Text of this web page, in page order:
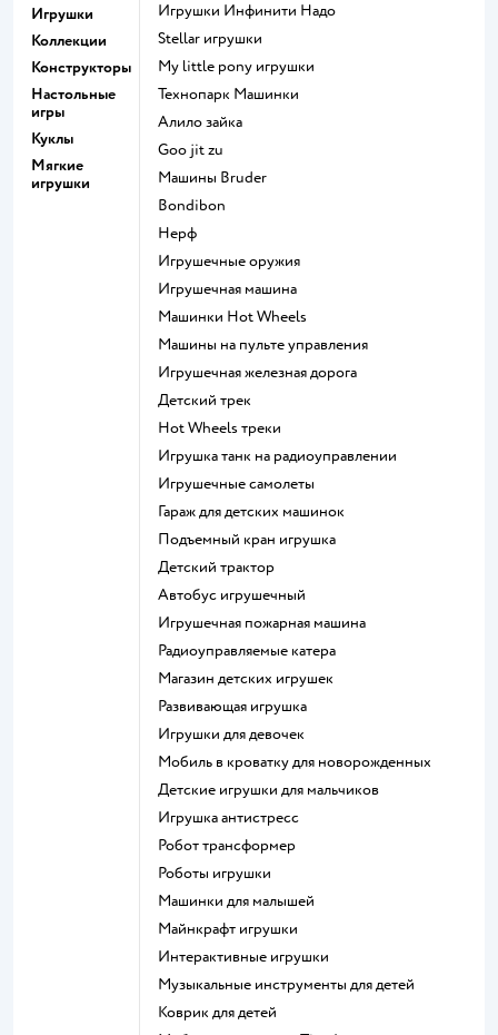
Игрушки
Коллекции
Конструкторы
Настольные
игры
Куклы
Мягкие
игрушки
Игрушки Инфинити Надо
Stellar игрушки
my little pony игрушки
Технопарк Машинки
Алило зайка
Goo jit zu
Машины Bruder
Bondibon
Нерф
Игрушечные оружия
Игрушечная машина
Машинки Hot Wheels
Машины на пульте управления
Игрушечная железная дорога
Детский трек
Hot Wheels треки
Игрушка танк на радиоуправлении
Игрушечные самолеты
Гараж для детских машинок
Подъемный кран игрушка
Детский трактор
Автобус игрушечный
Игрушечная пожарная машина
Радиоуправляемые катера
Магазин детских игрушек
Развивающая игрушка
Игрушки для девочек
Мобиль в кроватку для новорожденных
Детские игрушки для мальчиков
Игрушка антистресс
Робот трансформер
Роботы игрушки
Машинки для малышей
Майнкрафт игрушки
Интерактивные игрушки
Музыкальные инструменты для детей
Коврик для детей